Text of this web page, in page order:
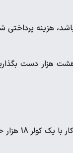
سلولوزی باشد،‌ هزینه
کولر آبی هشت هزار دست
ظرفیت مناسب کولر گازی برای محیط‌های کوچک مثل مغازه 9 هزار است. برای